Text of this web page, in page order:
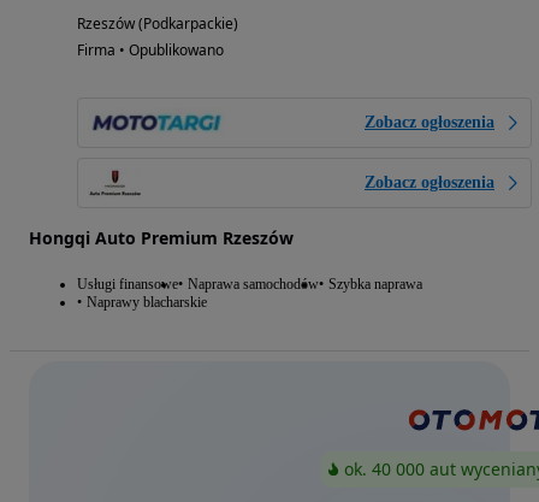
Rzeszów (Podkarpackie)
Firma • Opublikowano
Zobacz ogłoszenia
Zobacz ogłoszenia
Hongqi Auto Premium Rzeszów
Usługi finansowe Naprawa samochodów Szybka naprawa
Naprawy blacharskie
ok. 40 000 aut